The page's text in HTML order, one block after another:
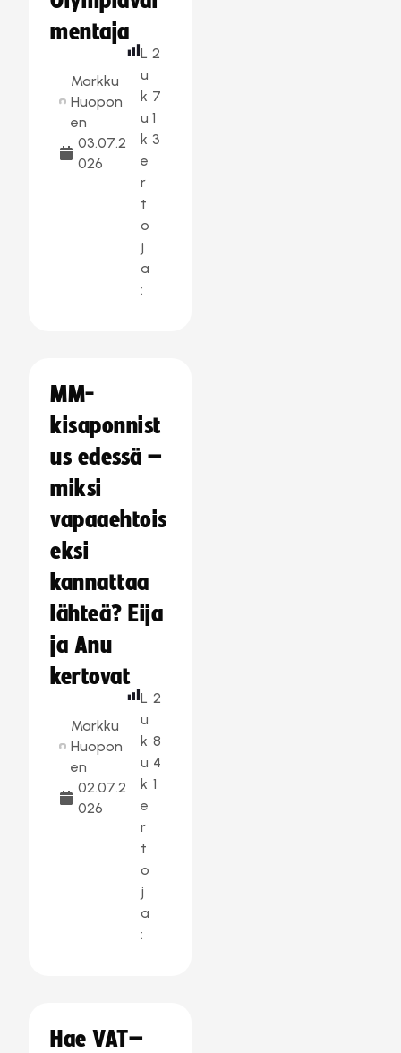
mentaja
Markku
Huopon
en
03.07.2
026
L
u
k
u
k
e
r
t
o
j
a
:
2
7
1
3
MM-
kisaponnist
us edessä –
miksi
vapaaehtois
eksi
kannattaa
lähteä? Eija
ja Anu
kertovat
Markku
Huopon
en
02.07.2
026
L
u
k
u
k
e
r
t
o
j
a
:
2
8
4
1
Hae VAT–